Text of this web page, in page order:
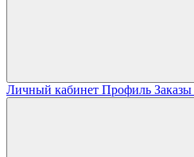
Личный кабинет Профиль Заказы